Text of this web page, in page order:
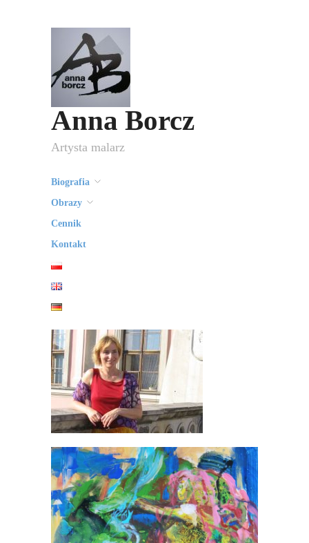
Anna Borcz
Artysta malarz
Biografia
Obrazy
Cennik
Kontakt